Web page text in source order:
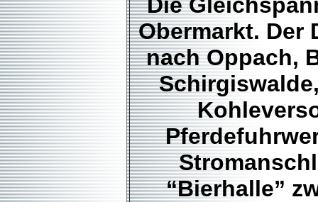
Obermarkt. Der
nach Oppach,
“Bierhalle”